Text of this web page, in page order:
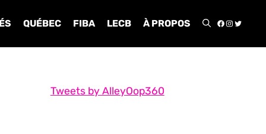
QUÉBEC FIBA LECB À PROPOS
Tweets by AlleyOop360